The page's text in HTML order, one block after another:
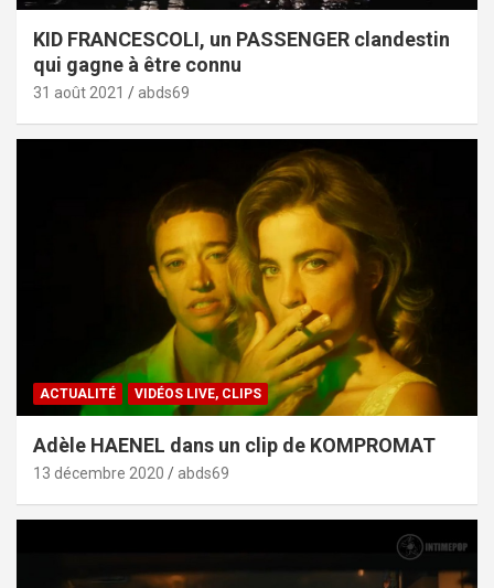
KID FRANCESCOLI, un PASSENGER clandestin
qui gagne à être connu
31 août 2021 abds69
ACTUALITÉ VIDÉOS LIVE, CLIPS
Adèle HAENEL dans un clip de KOMPROMAT
13 décembre 2020 abds69